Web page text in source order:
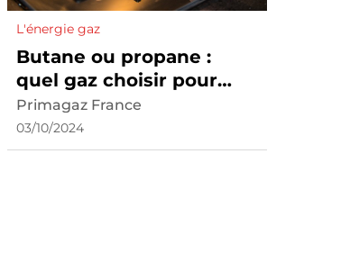
L'énergie gaz
Butane ou propane :
quel gaz choisir pour
votre gazinière ?
Primagaz France
03/10/2024